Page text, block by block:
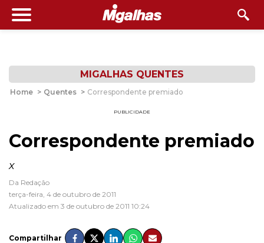
MIGALHAS QUENTES
Home > Quentes > Correspondente premiado
PUBLICIDADE
Correspondente premiado
x
Da Redação
terça-feira, 4 de outubro de 2011
Atualizado em 3 de outubro de 2011 10:24
Compartilhar